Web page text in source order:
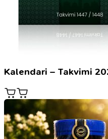
Kalendari – Takvimi